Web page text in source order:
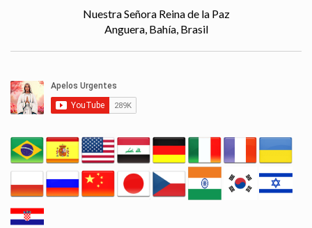
Nuestra Señora Reina de la Paz
Anguera, Bahía, Brasil